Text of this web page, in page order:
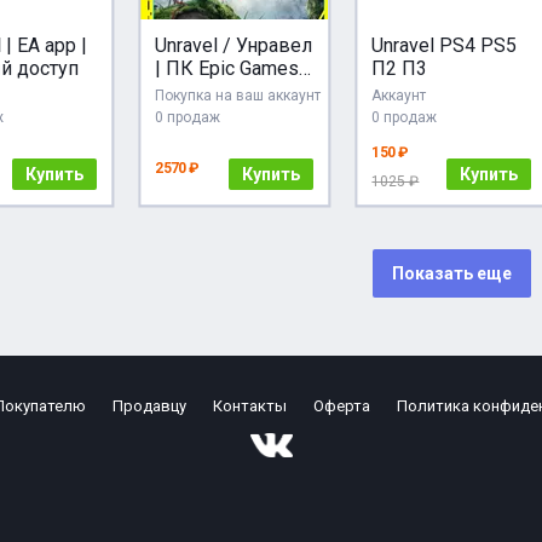
| EA app |
доступ
Купить
Unravel / Унравел
| ПК Epic Games
EGS
Покупка на ваш аккаунт
0 продаж
2570 ₽ Купить
Unravel PS4 PS5
П2 П3
Аккаунт
0 продаж
150 ₽
1025 ₽
Купить
Показать еще
Продавцу Контакты Оферта Политика